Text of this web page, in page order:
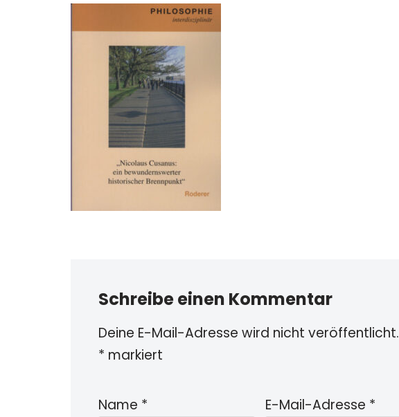
Schreibe einen Kommentar
Deine E-Mail-Adresse wird nicht veröffentlicht.
* markiert
Name * E-Mail-Adresse *